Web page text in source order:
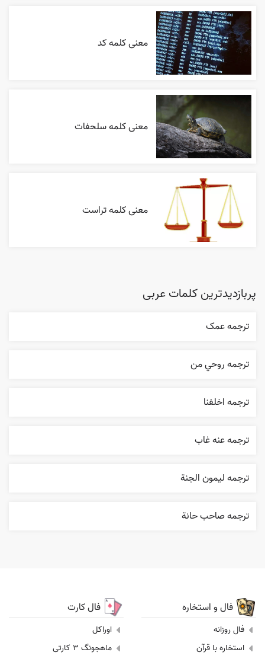
معنی کلمه کد
معنی کلمه سلحفات
معنی کلمه تراست
پربازدیدترین کلمات عربی
ترجمه عمک
ترجمه روحي من
ترجمه اخلفنا
ترجمه عنه غاب
ترجمه ليمون الجنة
ترجمه صاحب حانة
فال و استخاره
فال روزانه
استخاره با قرآن
فال کارت
اوراکل
ماهجونگ 3 کارتی